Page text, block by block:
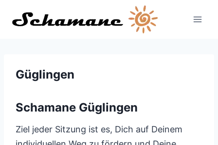
Inhalt
Güglingen
Schamane Güglingen
Ziel jeder Sitzung ist es, Dich auf Deinem